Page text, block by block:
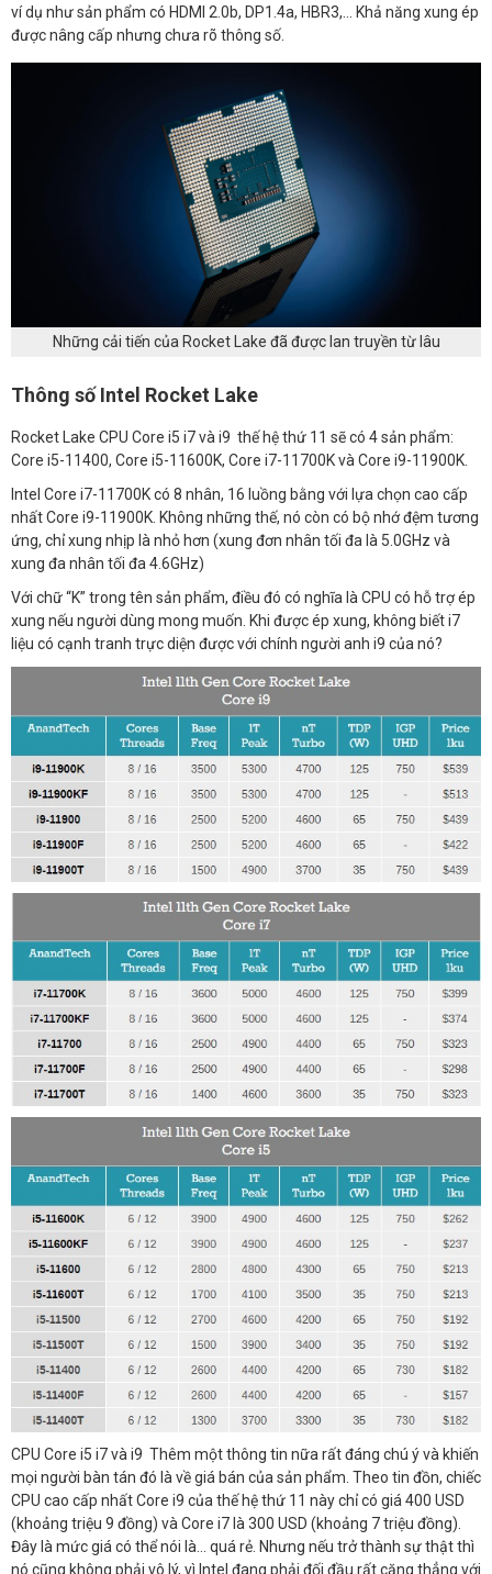
ví dụ như sản phẩm có HDMI 2.0b, DP1.4a, HBR3,… Khả năng xung ép
được nâng cấp nhưng chưa rõ thông số.
Những cải tiến của Rocket Lake đã được lan truyền từ lâu
Thông số Intel Rocket Lake
Rocket Lake CPU Core i5 i7 và i9 thế hệ thứ 11 sẽ có 4 sản phẩm:
Core i5-11400, Core i5-11600K, Core i7-11700K và Core i9-11900K.
Intel Core i7-11700K có 8 nhân, 16 luồng bằng với lựa chọn cao cấp
nhất Core i9-11900K. Không những thế, nó còn có bộ nhớ đệm tương
ứng, chỉ xung nhịp là nhỏ hơn (xung đơn nhân tối đa là 5.0GHz và
xung đa nhân tối đa 4.6GHz)
Với chữ “K” trong tên sản phẩm, điều đó có nghĩa là CPU có hỗ trợ ép
xung nếu người dùng mong muốn. Khi được ép xung, không biết i7
liệu có cạnh tranh trực diện được với chính người anh i9 của nó?
CPU Core i5 i7 và i9 Thêm một thông tin nữa rất đáng chú ý và khiến
mọi người bàn tán đó là về giá bán của sản phẩm. Theo tin đồn, chiếc
CPU cao cấp nhất Core i9 của thế hệ thứ 11 này chỉ có giá 400 USD
(khoảng triệu 9 đồng) và Core i7 là 300 USD (khoảng 7 triệu đồng).
Đây là mức giá có thể nói là… quá rẻ. Nhưng nếu trở thành sự thật thì
nó cũng không phải vô lý, vì Intel đang phải đối đầu rất căng thẳng với